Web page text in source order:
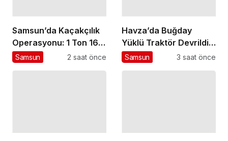
Samsun’da Kaçakçılık
Operasyonu: 1 Ton 160
Litre Etil Alkol Ele
Samsun 2 saat önce
Havza’da Buğday
Yüklü Traktör Devrildi:
1 Yaralı
Samsun 3 saat önce